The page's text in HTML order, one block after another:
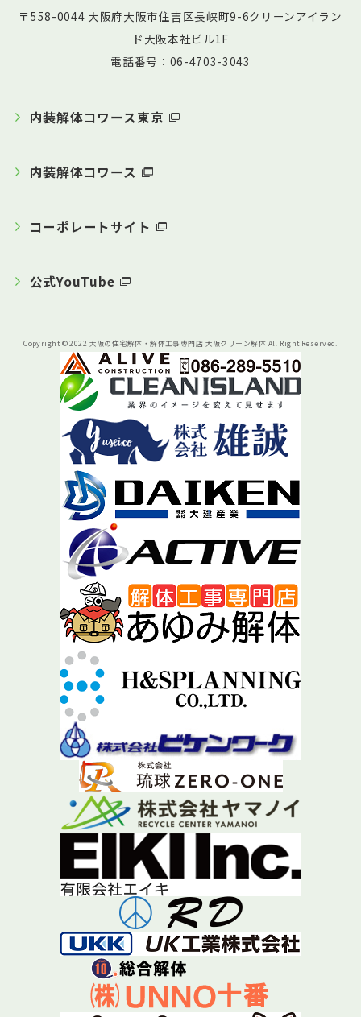
〒558-0044 大阪府大阪市住吉区長峡町9-6クリーンアイラン
ド大阪本社ビル1F
電話番号：06-4703-3043
内装解体コワース東京
内装解体コワース
コーポレートサイト
公式YouTube
Copyright © 2022 大阪の住宅解体・解体工事専門店 大阪クリーン解体 All Right Reserved.